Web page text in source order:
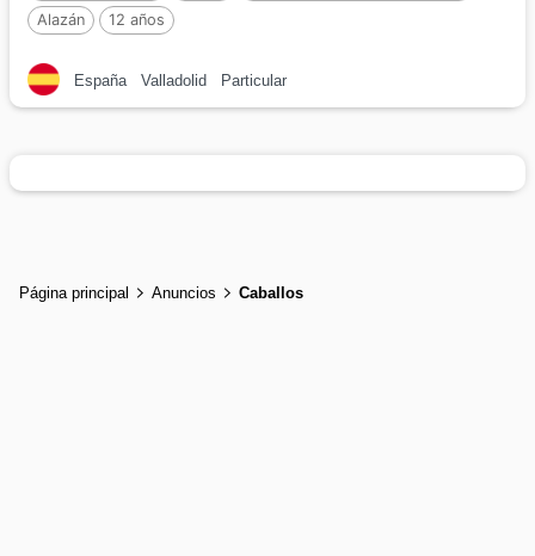
Alazán
12 años
España Valladolid Particular
Página principal Anuncios Caballos